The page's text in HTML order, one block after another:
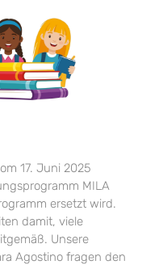
17. Juni 2025
MILA
ersetzt wird.
damit, viele
Unsere
Agostino fragen den